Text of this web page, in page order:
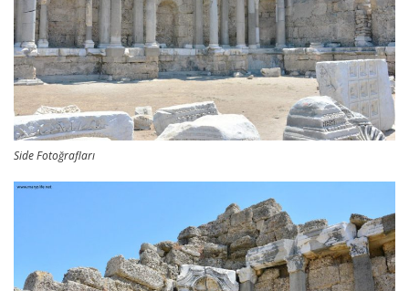
Side Fotoğrafları